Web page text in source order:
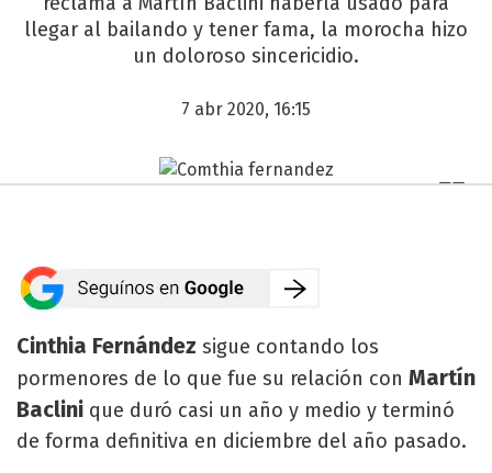
llegar al bailando y tener fama, la morocha hizo
un doloroso sincericidio.
7 abr 2020, 16:15
Cinthia Fernández sigue contando los
pormenores de lo que fue su relación con Martín
Baclini que duró casi un año y medio y terminó
de forma definitiva en diciembre del año pasado.